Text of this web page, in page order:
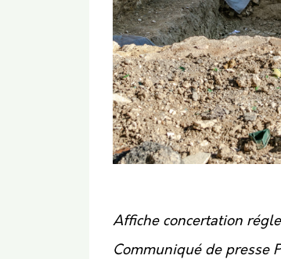
Affiche concertation
Communiqué de presse